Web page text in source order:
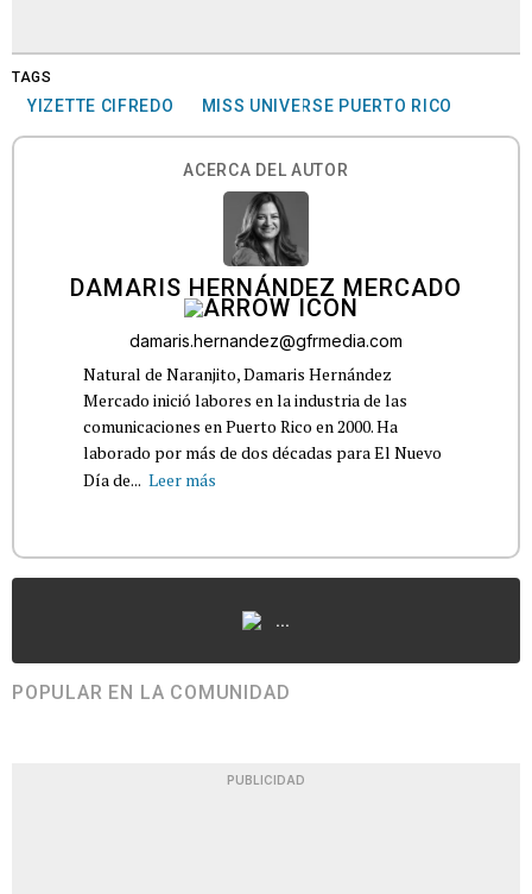
TAGS
YIZETTE CIFREDO MISS UNIVERSE PUERTO RICO
ACERCA DEL AUTOR
DAMARIS HERNÁNDEZ MERCADO
damaris.hernandez@gfrmedia.com
Natural de Naranjito, Damaris Hernández
Mercado inició labores en la industria de las
comunicaciones en Puerto Rico en 2000. Ha
laborado por más de dos décadas para El Nuevo
Día de... Leer más
...
POPULAR EN LA COMUNIDAD
PUBLICIDAD